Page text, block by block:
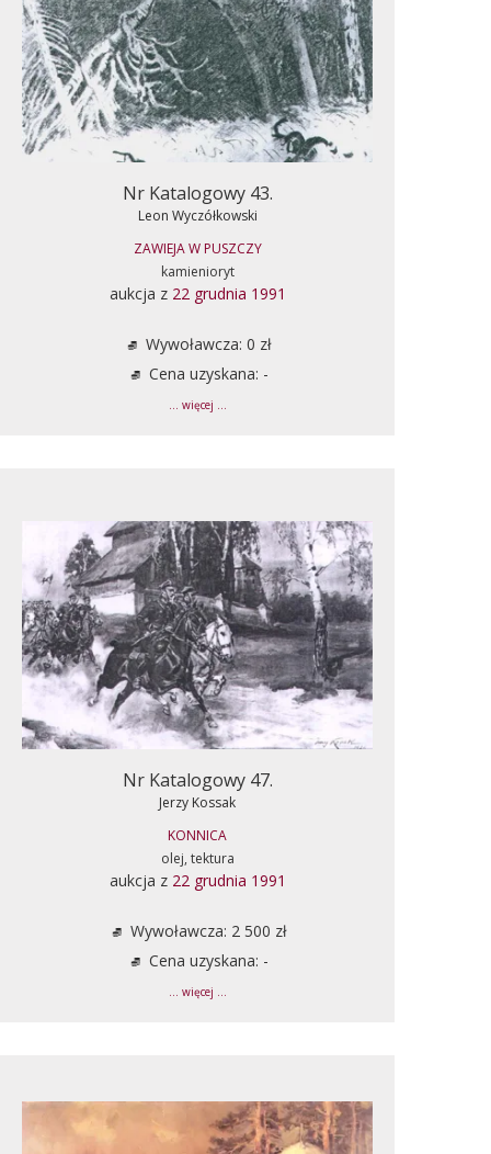
Nr Katalogowy 43.
Leon Wyczółkowski
ZAWIEJA W PUSZCZY
kamienioryt
aukcja z 22 grudnia 1991
Wywoławcza: 0 zł
Cena uzyskana: -
... więcej ...
Nr Katalogowy 47.
Jerzy Kossak
KONNICA
olej, tektura
aukcja z 22 grudnia 1991
Wywoławcza: 2 500 zł
Cena uzyskana: -
... więcej ...